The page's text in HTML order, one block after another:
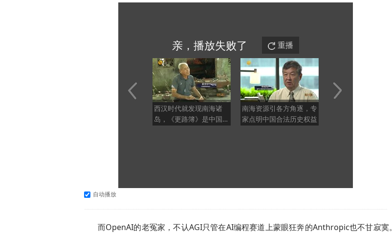
亲，播放失败了 重播
西汉时代就发现南海诸
岛，《更路簿》是中国渔
南海资源引各方角逐，专
家点明中国合法历史权益
自动播放
而OpenAI的老冤家，不认AGI只管在AI编程赛道上蒙眼狂奔的Anthropic也不甘寂寞。